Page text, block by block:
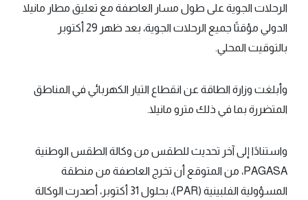
الرحلات الجوية على طول مسار العاصفة مع تعليق مطار مانيلا
الدولي مؤقتًا جميع الرحلات الجوية، بعد ظهر 29 أكتوبر
بالتوقيت المحلي.
وأبلغت وزارة الطاقة عن انقطاع التيار الكهربائي في المناطق
المتضررة بما في ذلك مترو مانيلا.
واستنادًا إلى آخر تحديث للطقس من وكالة الطقس الوطنية
PAGASA، من المتوقع أن تخرج العاصفة من منطقة
المسؤولية الفلبينية (PAR)، بحلول 31 أكتوبر، أصدرت الوكالة